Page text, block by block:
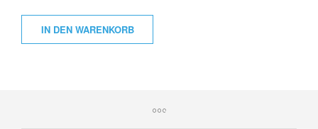
IN DEN WARENKORB